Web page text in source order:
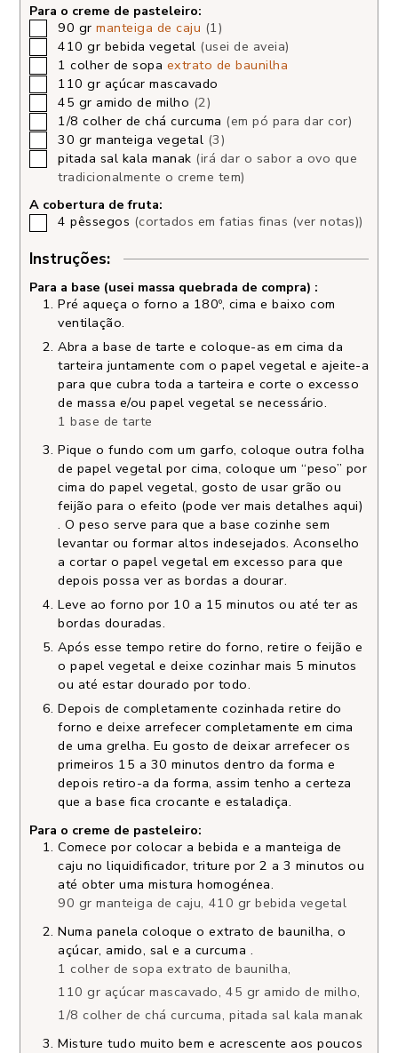
Para o creme de pasteleiro:
90 gr manteiga de caju (1)
410 gr bebida vegetal (usei de aveia)
1 colher de sopa extrato de baunilha
110 gr açúcar mascavado
45 gr amido de milho (2)
1/8 colher de chá curcuma (em pó para dar cor)
30 gr manteiga vegetal (3)
pitada sal kala manak (irá dar o sabor a ovo que
tradicionalmente o creme tem)
A cobertura de fruta:
4 pêssegos (cortados em fatias finas (ver notas))
Instruções:
Para a base (usei massa quebrada de compra) :
Pré aqueça o forno a 180º, cima e baixo com
ventilação.
Abra a base de tarte e coloque-as em cima da
tarteira juntamente com o papel vegetal e ajeite-a
para que cubra toda a tarteira e corte o excesso
de massa e/ou papel vegetal se necessário.
1 base de tarte
Pique o fundo com um garfo, coloque outra folha
de papel vegetal por cima, coloque um “peso” por
cima do papel vegetal, gosto de usar grão ou
feijão para o efeito (pode ver mais detalhes aqui)
. O peso serve para que a base cozinhe sem
levantar ou formar altos indesejados. Aconselho
a cortar o papel vegetal em excesso para que
depois possa ver as bordas a dourar.
Leve ao forno por 10 a 15 minutos ou até ter as
bordas douradas.
Após esse tempo retire do forno, retire o feijão e
o papel vegetal e deixe cozinhar mais 5 minutos
ou até estar dourado por todo.
Depois de completamente cozinhada retire do
forno e deixe arrefecer completamente em cima
de uma grelha. Eu gosto de deixar arrefecer os
primeiros 15 a 30 minutos dentro da forma e
depois retiro-a da forma, assim tenho a certeza
que a base fica crocante e estaladiça.
Para o creme de pasteleiro:
Comece por colocar a bebida e a manteiga de
caju no liquidificador, triture por 2 a 3 minutos ou
até obter uma mistura homogénea.
90 gr manteiga de caju, 410 gr bebida vegetal
Numa panela coloque o extrato de baunilha, o
açúcar, amido, sal e a curcuma .
1 colher de sopa extrato de baunilha,
110 gr açúcar mascavado, 45 gr amido de milho,
1/8 colher de chá curcuma, pitada sal kala manak
Misture tudo muito bem e acrescente aos poucos